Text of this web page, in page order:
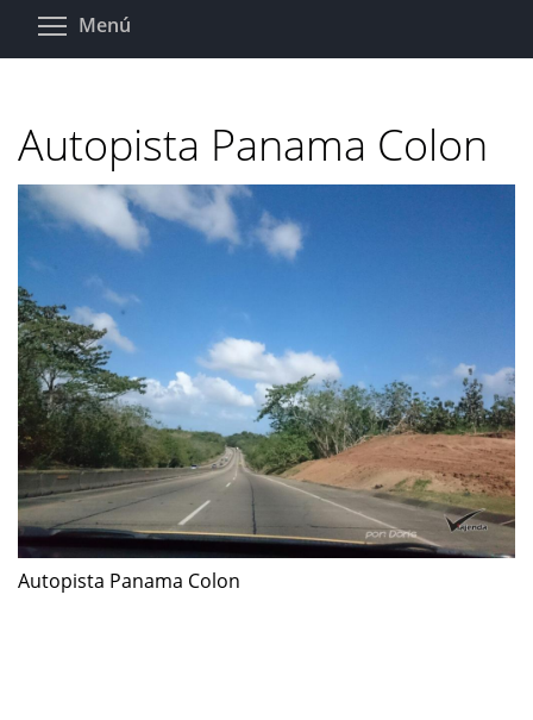
Pasar
Menú
Autopista Panama Colon
Autopista Panama Colon